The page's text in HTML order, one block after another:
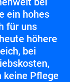
ein hohes
für uns
höhere
bei
keine Pflege